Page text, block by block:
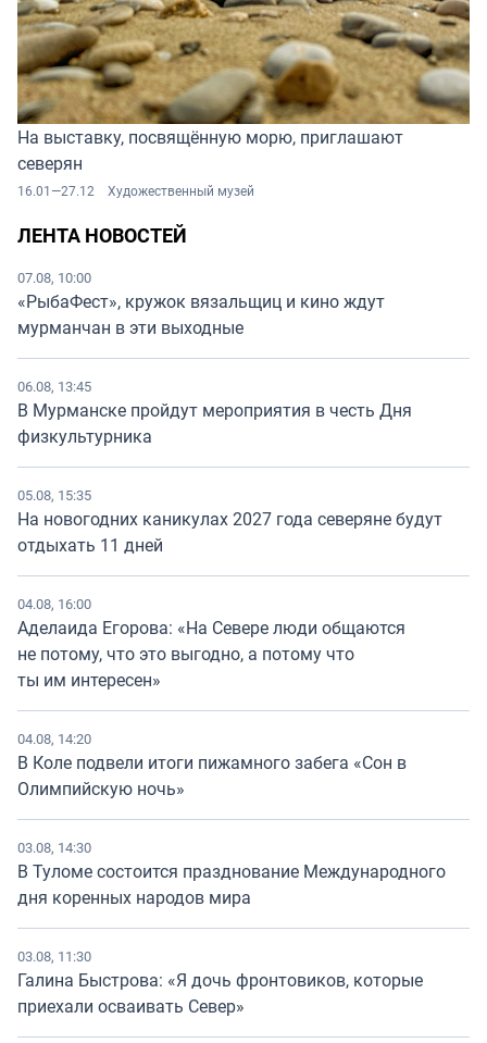
ЛЕНТА НОВОСТЕЙ
07.08, 10:00
«РыбаФест», кружок вязальщиц и кино ждут
мурманчан в эти выходные
06.08, 13:45
В Мурманске пройдут мероприятия в честь Дня
физкультурника
05.08, 15:35
На новогодних каникулах 2027 года северяне будут
отдыхать 11 дней
04.08, 16:00
Аделаида Егорова: «На Севере люди общаются
не потому, что это выгодно, а потому что
ты им интересен»
04.08, 14:20
В Коле подвели итоги пижамного забега «Сон в
Олимпийскую ночь»
03.08, 14:30
В Туломе состоится празднование Международного
дня коренных народов мира
03.08, 11:30
Галина Быстрова: «Я дочь фронтовиков, которые
приехали осваивать Север»
На выставку, посвящённую морю, приглашают
северян
16.01—27.12 Художественный музей